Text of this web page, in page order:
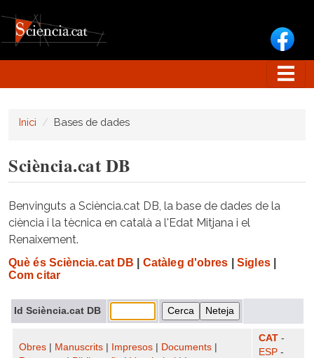
Inici Bases de dades
Sciència.cat DB
Benvinguts a Sciència.cat DB, la base de dades de la
ciència i la tècnica en català a l'Edat Mitjana i el
Renaixement.
Què és Sciència.cat DB Catàleg d'obres Sigles|
Com citar
Id Sciència.cat DB
Obres Manuscrits Impresos Documents
CAT -
ESP -